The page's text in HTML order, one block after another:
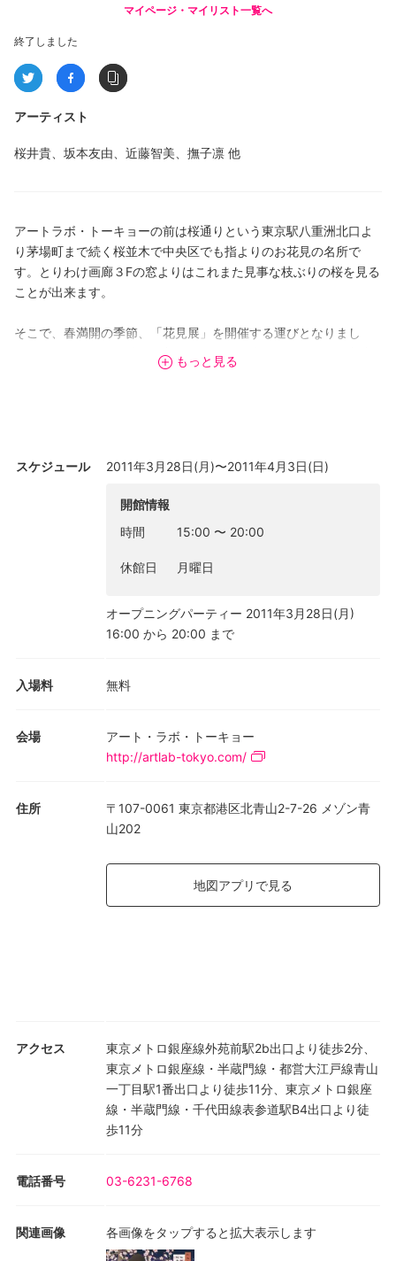
マイページ・マイリスト一覧へ
終了しました
アーティスト
桜井貴、坂本友由、近藤智美、撫子凛 他
アートラボ・トーキョーの前は桜通りという東京駅八重洲北口よ
り茅場町まで続く桜並木で中央区でも指よりのお花見の名所で
す。とりわけ画廊３Fの窓よりはこれまた見事な枝ぶりの桜を見る
ことが出来ます。
そこで、春満開の季節、「花見展」を開催する運びとなりまし
た。おりから、この時節は美術シーズン到来ということで、都内
各所でアートフェアなどの催しが百花繚乱となります。花を愛で
もっと見る
スケジュール 2011年3月28日(月)〜2011年4月3日(日)
開館情報
時間
15:00 〜 20:00
休館日 月曜日
オープニングパーティー 2011年3月28日(月)
16:00 から 20:00 まで
入場料 無料
会場
アート・ラボ・トーキョー
http://artlab-tokyo.com/
住所
〒107-0061 東京都港区北青山2-7-26 メゾン青
山202
地図アプリで見る
アクセス
東京メトロ銀座線外苑前駅2b出口より徒歩2分、
東京メトロ銀座線・半蔵門線・都営大江戸線青山
一丁目駅1番出口より徒歩11分、東京メトロ銀座
線・半蔵門線・千代田線表参道駅B4出口より徒
歩11分
電話番号 03-6231-6768
関連画像 各画像をタップすると拡大表示します